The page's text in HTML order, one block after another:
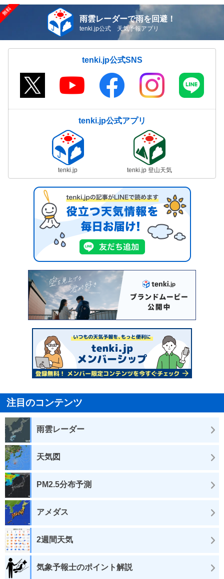
雨雲レーダーで雨を回避！
tenki.jp公式 天気予報アプリ
tenki.jp公式SNS
tenki.jp公式アプリ
tenki.jp tenki.jp 登山天気
注目のコンテンツ
雨雲レーダー
天気図
PM2.5分布予測
アメダス
2週間天気
気象予報士のポイント解説